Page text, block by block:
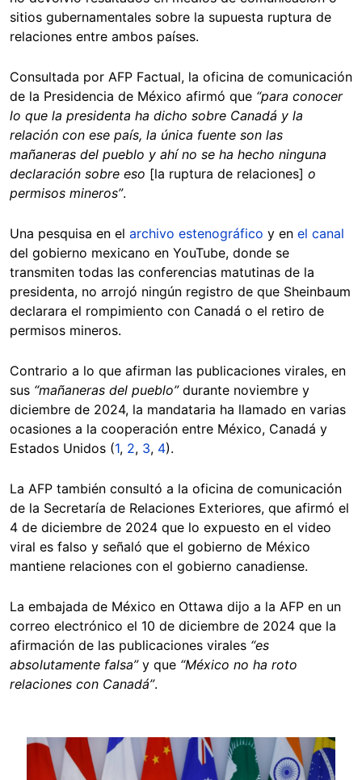
sitios gubernamentales sobre la supuesta ruptura de
relaciones entre ambos países.
Consultada por AFP Factual, la oficina de comunicación
de la Presidencia de México afirmó que “para conocer
lo que la presidenta ha dicho sobre Canadá y la
relación con ese país, la única fuente son las
mañaneras del pueblo y ahí no se ha hecho ninguna
declaración sobre eso [la ruptura de relaciones] o
permisos mineros”.
Una pesquisa en el archivo estenográfico y en el canal
del gobierno mexicano en YouTube, donde se
transmiten todas las conferencias matutinas de la
presidenta, no arrojó ningún registro de que Sheinbaum
declarara el rompimiento con Canadá o el retiro de
permisos mineros.
Contrario a lo que afirman las publicaciones virales, en
sus “mañaneras del pueblo”durante noviembre y
diciembre de 2024, la mandataria ha llamado en varias
ocasiones a la cooperación entre México, Canadá y
Estados Unidos (1, 2, 3, 4).
La AFP también consultó a la oficina de comunicación
de la Secretaría de Relaciones Exteriores, que afirmó el
4 de diciembre de 2024 que lo expuesto en el video
viral es falso y señaló que el gobierno de México
mantiene relaciones con el gobierno canadiense.
La embajada de México en Ottawa dijo a la AFP en un
correo electrónico el 10 de diciembre de 2024 que la
afirmación de las publicaciones virales “es
absolutamente falsa”y que “México no ha roto
relaciones con Canadá”.
Image